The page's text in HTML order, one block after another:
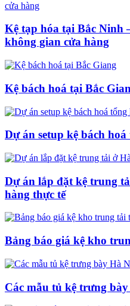
Kệ tạp hóa tại Bắc Ninh
không gian cửa hàng
Kệ bách hoá tại Bắc
Dự án setup kệ bách
Dự án lắp đặt kệ trung
hàng thực tế
Bảng báo giá kệ kho
Các mẫu tủ kệ trưng